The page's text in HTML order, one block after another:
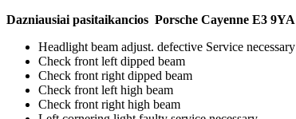
Dazniausiai pasitaikancios Porsche Cayenne E3 9YA
Headlight beam adjust. defective Service necessary
Check front left dipped beam
Check front right dipped beam
Check front left high beam
Check front right high beam